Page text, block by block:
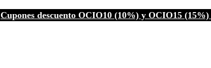
Cupones descuento OCIO10 (10%) y OCIO15